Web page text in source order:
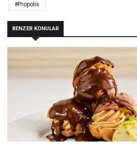
#Propolis
BENZER KONULAR